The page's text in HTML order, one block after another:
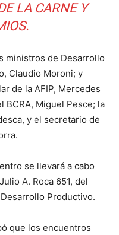
LA CARNE Y
ministros de Desarrollo
Claudio Moroni; y
de la AFIP, Mercedes
BCRA, Miguel Pesce; la
y el secretario de
se llevará a cabo
A. Roca 651, del
Productivo.
que los encuentros